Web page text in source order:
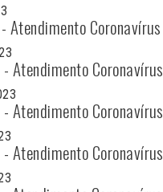
Atendimento Coronavírus
Atendimento Coronavírus
Atendimento Coronavírus
Atendimento Coronavírus